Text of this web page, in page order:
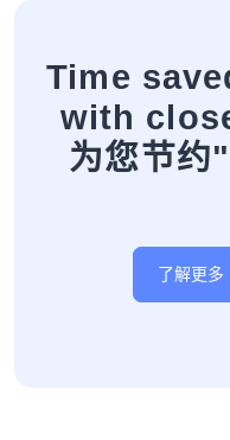
Time
with
为您节约
了解更多